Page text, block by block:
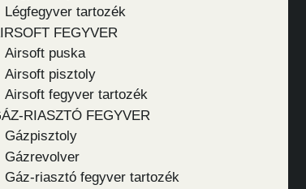
Légfegyver tartozék
FEGYVER
Airsoft puska
Airsoft pisztoly
Airsoft fegyver tartozék
RIASZTÓ FEGYVER
Gázpisztoly
Gázrevolver
Gáz-riasztó fegyver tartozék